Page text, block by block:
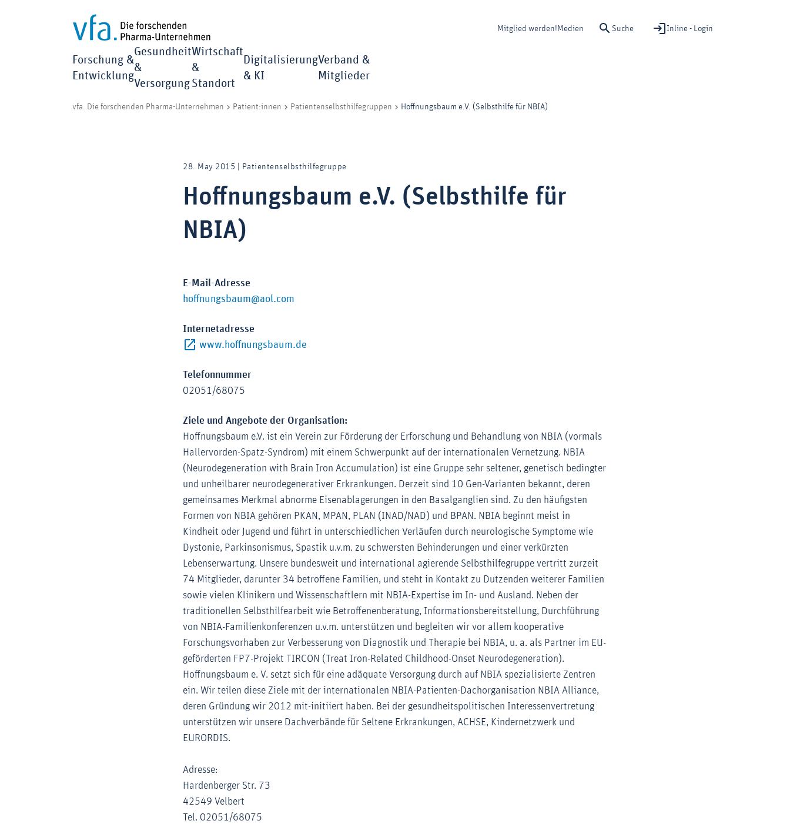
Mitglied werden! Medien Suche Inline - Login
Forschung &
Entwicklung
Gesundheit
&
Versorgung
Wirtschaft
&
Standort
Digitalisierung
& KI
Verband &
Mitglieder
vfa. Die forschenden Pharma-Unternehmen Patient:innen Patientenselbsthilfegruppen Hoffnungsbaum e.V. (Selbsthilfe für NBIA)
28. May 2015 | Patientenselbsthilfegruppe
Hoffnungsbaum e.V. (Selbsthilfe für
NBIA)
E-Mail-Adresse
hoffnungsbaum@aol.com
Internetadresse
www.hoffnungsbaum.de
Telefonnummer
02051/68075
Ziele und Angebote der Organisation:
Hoffnungsbaum e.V. ist ein Verein zur Förderung der Erforschung und Behandlung von NBIA (vormals
Hallervorden-Spatz-Syndrom) mit einem Schwerpunkt auf der internationalen Vernetzung. NBIA
(Neurodegeneration with Brain Iron Accumulation) ist eine Gruppe sehr seltener, genetisch bedingter
und unheilbarer neurodegenerativer Erkrankungen. Derzeit sind 10 Gen-Varianten bekannt, deren
gemeinsames Merkmal abnorme Eisenablagerungen in den Basalganglien sind. Zu den häufigsten
Formen von NBIA gehören PKAN, MPAN, PLAN (INAD/NAD) und BPAN. NBIA beginnt meist in
Kindheit oder Jugend und führt in unterschiedlichen Verläufen durch neurologische Symptome wie
Dystonie, Parkinsonismus, Spastik u.v.m. zu schwersten Behinderungen und einer verkürzten
Lebenserwartung. Unsere bundesweit und international agierende Selbsthilfegruppe vertritt zurzeit
74 Mitglieder, darunter 34 betroffene Familien, und steht in Kontakt zu Dutzenden weiterer Familien
sowie vielen Klinikern und Wissenschaftlern mit NBIA-Expertise im In- und Ausland. Neben der
traditionellen Selbsthilfearbeit wie Betroffenenberatung, Informationsbereitstellung, Durchführung
von NBIA-Familienkonferenzen u.v.m. unterstützen und begleiten wir vor allem kooperative
Forschungsvorhaben zur Verbesserung von Diagnostik und Therapie bei NBIA, u. a. als Partner im EU-
geförderten FP7-Projekt TIRCON (Treat Iron-Related Childhood-Onset Neurodegeneration).
Hoffnungsbaum e. V. setzt sich für eine adäquate Versorgung durch auf NBIA spezialisierte Zentren
ein. Wir teilen diese Ziele mit der internationalen NBIA-Patienten-Dachorganisation NBIA Alliance,
deren Gründung wir 2012 mit-initiiert haben. Bei der gesundheitspolitischen Interessenvertretung
unterstützen wir unsere Dachverbände für Seltene Erkrankungen, ACHSE, Kindernetzwerk und
EURORDIS.
Adresse:
Hardenberger Str. 73
42549 Velbert
Tel. 02051/68075